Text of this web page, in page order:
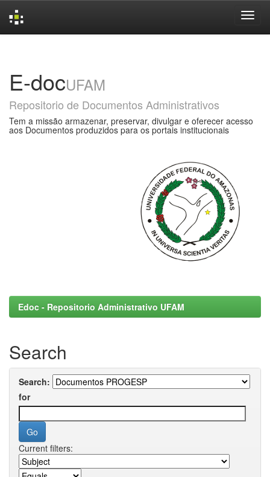
E-docUFAM
Repositorio de Documentos Administrativos
Tem a missão armazenar, preservar, divulgar e oferecer acesso
aos Documentos produzidos para os portais institucionais
Edoc - Repositorio Administrativo UFAM
Search
Search:
for
Current filters: